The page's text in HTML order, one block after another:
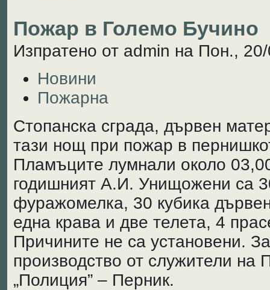
Пожар в Големо Бучино
Изпратено от admin на Пон.,
Новини
Пожарна
Стопанска сграда, дървен
тази нощ при пожар в
Пламъците лумнали около
годишният А.И. Унищожени са
фуражомелка, 30 кубика
една крава и две телета, 4
Причините не са установени.
производство от служители
„Полиция” – Перник.